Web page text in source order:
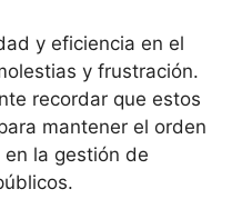
y eficiencia en el
y frustración.
recordar que estos
mantener el orden
la gestión de